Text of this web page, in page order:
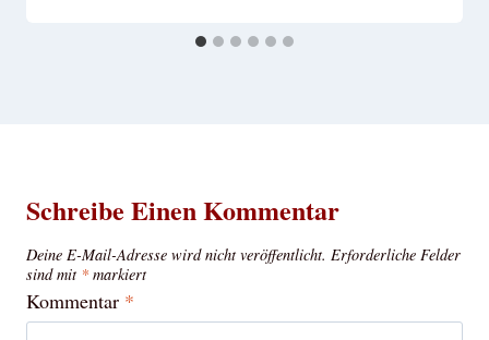
Schreibe Einen Kommentar
Deine E-Mail-Adresse wird nicht veröffentlicht. Erforderliche Felder
sind mit * markiert
Kommentar *